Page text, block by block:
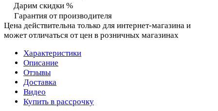
Дарим скидки %
Гарантия от производителя
Цена действительна только для интернет-магазина и
может отличаться от цен в розничных магазинах
Характеристики
Описание
Отзывы
Доставка
Видео
Купить в рассрочку